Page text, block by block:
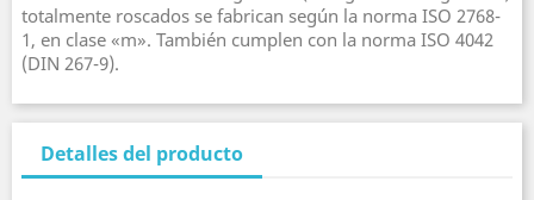
totalmente roscados se fabrican según la norma ISO 2768-
1, en clase «m». También cumplen con la norma ISO 4042
(DIN 267-9).
Detalles del producto